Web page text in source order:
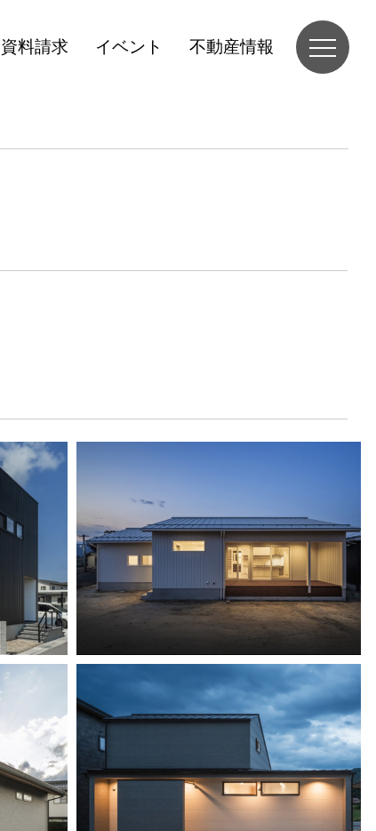
資料請求 イベント 不動産情報